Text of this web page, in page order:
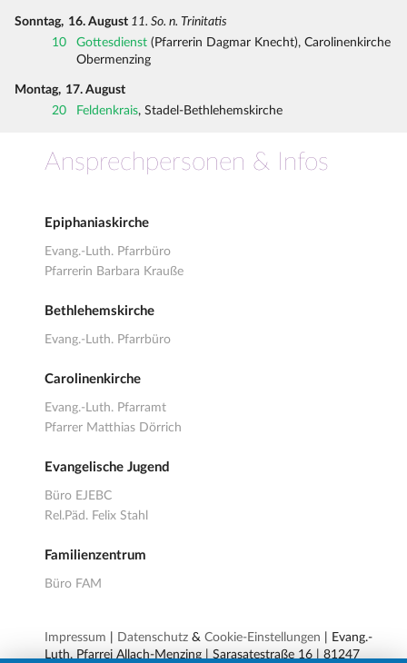
Sonntag, 16. August 11. So. n. Trinitatis
10
Gottesdienst (Pfarrerin Dagmar Knecht), Carolinenkirche
Obermenzing
Montag, 17. August
20
Feldenkrais, Stadel-Bethlehemskirche
Ansprechpersonen & Infos
Epiphaniaskirche
Evang.-Luth. Pfarrbüro
Pfarrerin Barbara Krauße
Bethlehemskirche
Evang.-Luth. Pfarrbüro
Carolinenkirche
Evang.-Luth. Pfarramt
Pfarrer Matthias Dörrich
Evangelische Jugend
Büro EJEBC
Rel.Päd. Felix Stahl
Familienzentrum
Büro FAM
Impressum Datenschutz & Cookie-Einstellungen | Evang.-
Luth. Pfarrei Allach-Menzing | Sarasatestraße 16 | 81247